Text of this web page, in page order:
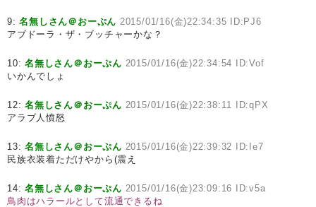
9:名無しさん＠おーぷん 2015/01/16(金)22:34:35 ID:PJ6
アブドーラ・ザ・ブッチャーかな？
10:名無しさん＠おーぷん 2015/01/16(金)22:34:54 ID:Vof
いかんでしょ
12:名無しさん＠おーぷん 2015/01/16(金)22:38:11 ID:qPX
アラブ人憤怒
13:名無しさん＠おーぷん 2015/01/16(金)22:39:32 ID:Ie7
民族衣装着ただけやから(震え
14:名無しさん＠おーぷん 2015/01/16(金)23:09:16 ID:v5a
鳥肉はハラールとして流通できるね